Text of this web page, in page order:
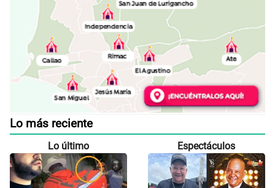
Lo más reciente
Lo último Espectáculos